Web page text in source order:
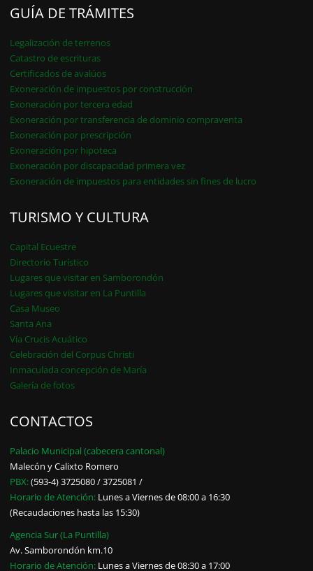
GUÍA DE TRÁMITES
Legalización de terrenos
Catastro de escrituras
Certificados de avalúos
Exoneración de impuestos por construcción
Exoneración por tercera edad
Exoneración por transferencia de dominio compraventa
Exoneración por prescripción
Exoneración por hipoteca
Exoneración por discapacidad primera vez
Exoneración de impuestos para entidades sin fines de lucro
TURISMO Y CULTURA
Capital Ecuestre
Directorio Turístico
Lugares que visitar en Samborondón
Lugares que visitar en La Puntilla
Casa Museo
Santa Ana
Vía Crucis Acuático
Celebración del Corpus Christi
Inmaculada concepción de María
Galería de fotos
CONTACTOS
Palacio Municipal (cabecera cantonal)
Malecón y Calixto Romero
PBX:(593-4) 3725080 / 3725081 /
Horario de Atención: Lunes a Viernes de 08:00 a 16:30
(Recaudaciones hasta las 15:30)
Agencia Sur (La Puntilla)
Av. Samborondón km.10
Horario de Atención: Lunes a Viernes de 08:30 a 17:00